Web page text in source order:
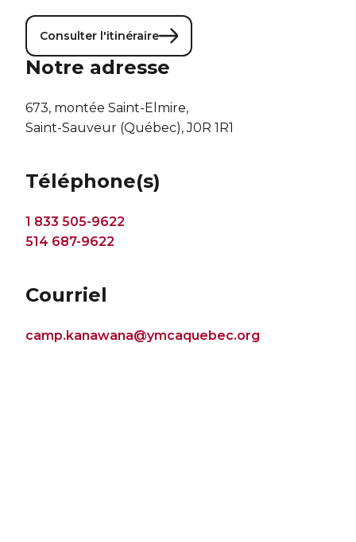
Consulter l'itinéraire
Notre adresse
673, montée Saint-Elmire,
Saint-Sauveur (Québec), J0R 1R1
Téléphone(s)
1 833 505-9622
514 687-9622
Courriel
camp.kanawana@ymcaquebec.org